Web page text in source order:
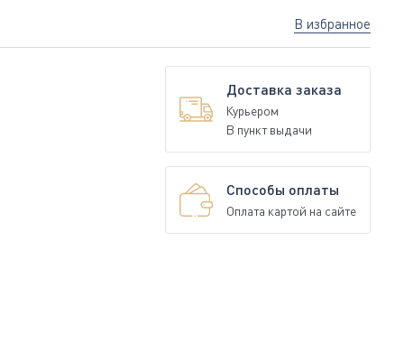
В избранное
Доставка заказа
Курьером
В пункт выдачи
Способы оплаты
Оплата картой на сайте